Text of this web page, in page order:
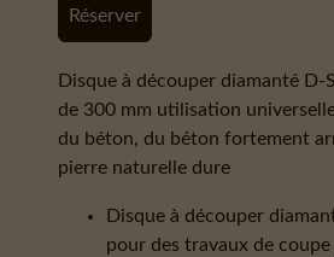
Réserver
Disque à découper diamanté D-
de 300 mm utilisation
du béton, du béton fortement
pierre naturelle dure
Disque à découper
pour des travaux de